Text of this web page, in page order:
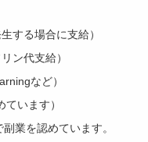
する場合に支給）
ン代支給）
など）
います）
業を認めています。